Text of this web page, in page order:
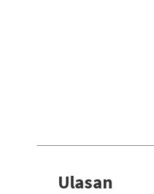
Ulasan